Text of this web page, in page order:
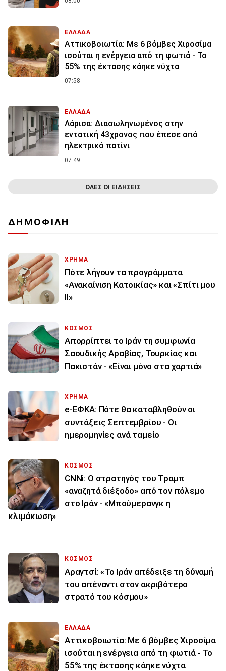
ΕΛΛΑΔΑ
Αττικοβοιωτία: Με 6 βόμβες Χιροσίμα
ισούται η ενέργεια από τη φωτιά - Το
55% της έκτασης κάηκε νύχτα
07:58
ΕΛΛΑΔΑ
Λάρισα: Διασωληνωμένος στην
εντατική 43χρονος που έπεσε από
ηλεκτρικό πατίνι
07:49
ΟΛΕΣ ΟΙ ΕΙΔΗΣΕΙΣ
ΔΗΜΟΦΙΛΗ
ΧΡΗΜΑ
Πότε λήγουν τα προγράμματα
«Ανακαίνιση Κατοικίας» και «Σπίτι μου
ΙΙ»
ΚΟΣΜΟΣ
Απορρίπτει το Ιράν τη συμφωνία
Σαουδικής Αραβίας, Τουρκίας και
Πακιστάν - «Είναι μόνο στα χαρτιά»
ΧΡΗΜΑ
e-ΕΦΚΑ: Πότε θα καταβληθούν οι
συντάξεις Σεπτεμβρίου - Οι
ημερομηνίες ανά ταμείο
ΚΟΣΜΟΣ
CNNi: Ο στρατηγός του Τραμπ
«αναζητά διέξοδο» από τον πόλεμο
στο Ιράν - «Μπούμερανγκ η
κλιμάκωση»
ΚΟΣΜΟΣ
Αραγτσί: «Το Ιράν απέδειξε τη δύναμή
του απέναντι στον ακριβότερο
στρατό του κόσμου»
ΕΛΛΑΔΑ
Αττικοβοιωτία: Με 6 βόμβες Χιροσίμα
ισούται η ενέργεια από τη φωτιά - Το
55% της έκτασης κάηκε νύχτα